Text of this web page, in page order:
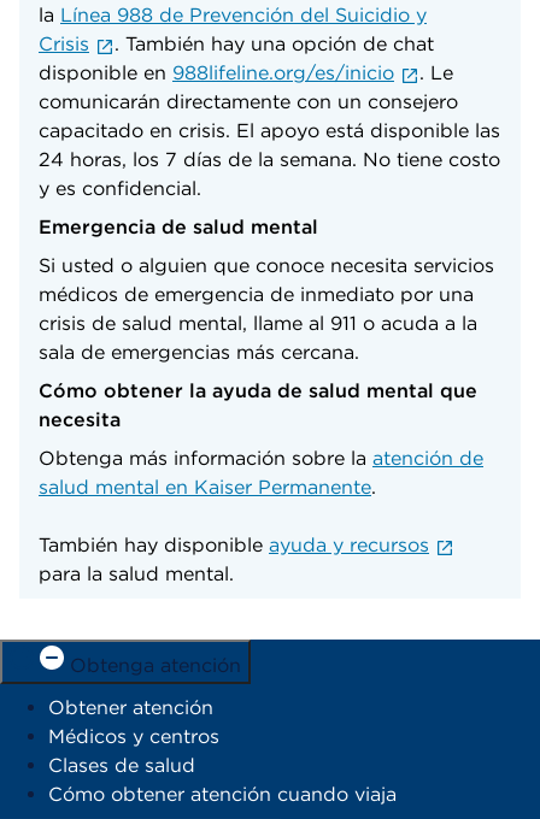
la Línea 988 de Prevención del Suicidio y
Crisis
. También hay una opción de chat
disponible en 988lifeline.org/es/inicio
. Le
comunicarán directamente con un consejero
capacitado en crisis. El apoyo está disponible las
24 horas, los 7 días de la semana. No tiene costo
y es confidencial.
Emergencia de salud mental
Si usted o alguien que conoce necesita servicios
médicos de emergencia de inmediato por una
crisis de salud mental, llame al 911 o acuda a la
sala de emergencias más cercana.
Cómo obtener la ayuda de salud mental que
necesita
Obtenga más información sobre la atención de
salud mental en Kaiser Permanente.
También hay disponible ayuda y recursos
para la salud mental.
Obtenga atención
Obtener atención
Médicos y centros
Clases de salud
Cómo obtener atención cuando viaja